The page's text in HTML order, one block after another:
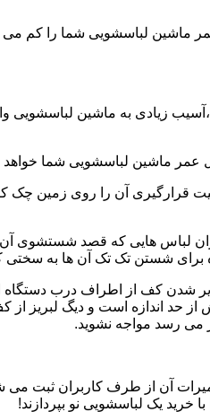
ماشین لباسشویی شما را کم
زیادی به ماشین لباسشویی
عمر ماشین لباسشویی شما
آن را روی زمین چک
لباس هایی که قصد شستشوی آن
برای شستن تک تک آن ها به سختی
شدن کف از اطراف درب دستگاه
حد اندازه است و دیگ لبریز
می رسد مواجه نشوید.
آن از طرف کاربران ثبت می
یک لباسشویی نو بپردازند!